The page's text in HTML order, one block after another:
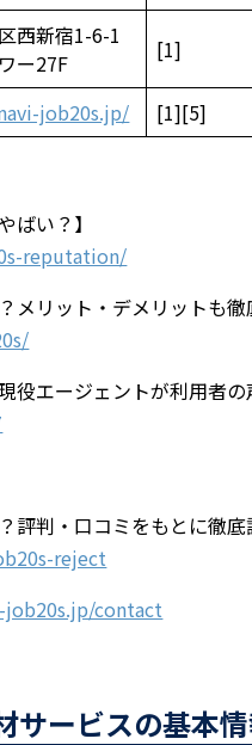
西新宿1-6-1
ー27F
[1]
job20s.jp/ [1][5]
ばい？】
reputation/
メリット・デメリットも徹
役エージェントが利用者
評判・口コミをもとに徹
reject
job20s.jp/contact
サービスの基本